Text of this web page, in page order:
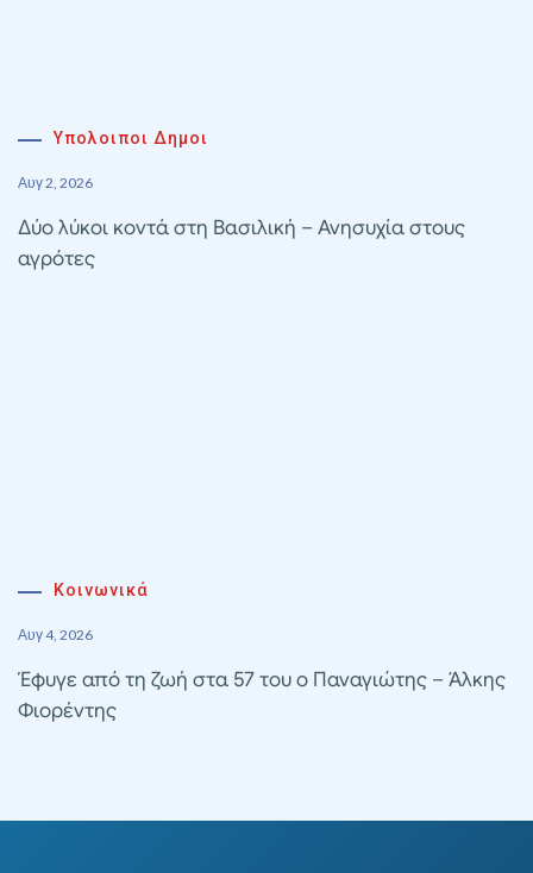
Υπολοιποι Δημοι
Αυγ 2, 2026
Δύο λύκοι κοντά στη Βασιλική – Ανησυχία στους
αγρότες
Κοινωνικά
Αυγ 4, 2026
Έφυγε από τη ζωή στα 57 του ο Παναγιώτης – Άλκης
Φιορέντης